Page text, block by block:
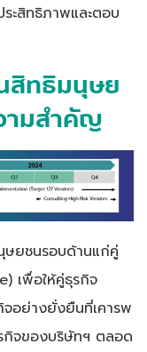
ะสิทธิภาพและตอบ
สิทธิมนุษย
ามสำคัญ
ษยชนรอบด้านแก่คู่
เพื่อให้คู่ธุรกิจ
อย่างยั่งยืนที่เคารพ
กิจของบริษัทฯ ตลอด